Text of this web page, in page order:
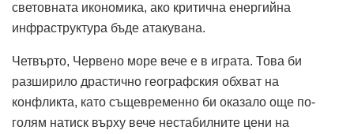
световната икономика, ако критична енергийна
инфраструктура бъде атакувана.
Четвърто, Червено море вече е в играта. Това би
разширило драстично географския обхват на
конфликта, като същевременно би оказало още по-
голям натиск върху вече нестабилните цени на